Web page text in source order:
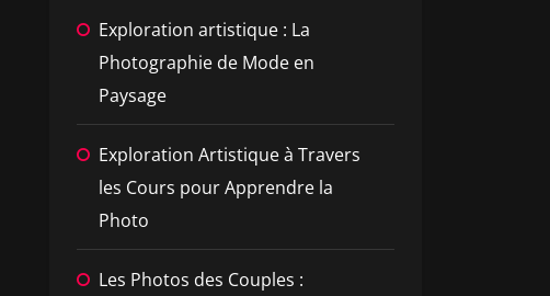
Exploration artistique : La
Photographie de Mode en
Paysage
Exploration Artistique à Travers
les Cours pour Apprendre la
Photo
Les Photos des Couples :